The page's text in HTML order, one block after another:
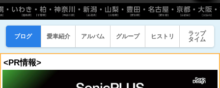
ブログ 愛車紹介 アルバム グループ ヒストリ
ラップ
タイム
<PR情報>